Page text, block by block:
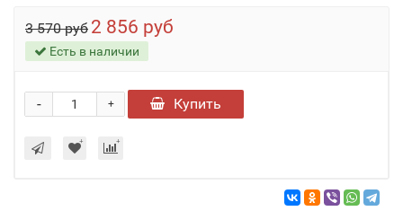
3 570 руб 2 856 руб
Есть в наличии
+
- Купить